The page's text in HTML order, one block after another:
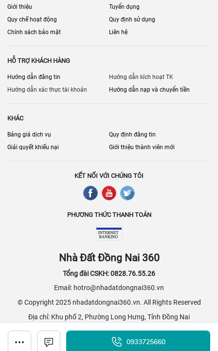
0933725660
Giới thiệu
Tuyển dụng
Quy chế hoạt động
Quy định sử dụng
Chính sách bảo mật
Liên hệ
HỖ TRỢ KHÁCH HÀNG
Hướng dẫn đăng tin
Hướng dẫn kích hoạt TK
Hướng dẫn xác thực tài khoản
Hướng dẫn nạp và chuyển tiền
KHÁC
Bảng giá dịch vụ
Quy định đăng tin
Giải quyết khiếu nại
Giới thiệu thành viên mới
KẾT NỐI VỚI CHÚNG TÔI
PHƯƠNG THỨC THANH TOÁN
Nhà Đất Đồng Nai 360
Tổng đài CSKH: 0828.76.55.26
Email: hotro@nhadatdongnai360.vn
© Copyright 2025 nhadatdongnai360.vn. All Rights Reserved
Địa chỉ: Khu phố 2, Phường Long Hưng, Tỉnh Đồng Nai